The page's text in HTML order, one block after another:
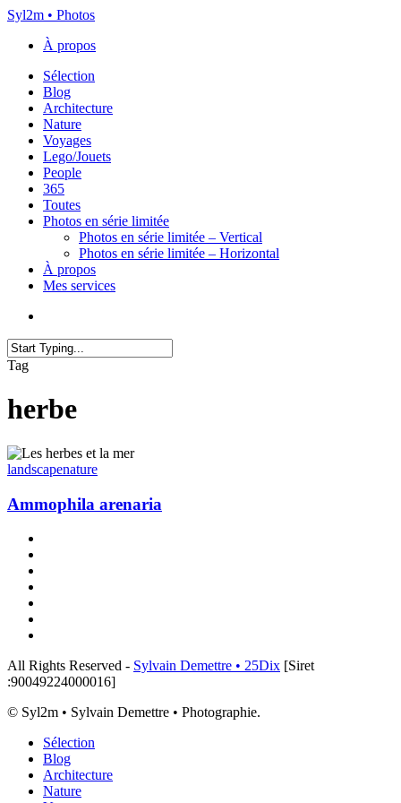
Skip
main
Syl2m • Photos
À propos
Menu
Sélection
Blog
Architecture
Nature
Voyages
Lego/Jouets
People
365
Toutes
Photos en série limitée
Photos en série limitée – Vertical
Photos en série limitée – Horizontal
À propos
Mes services
Close
Tag
herbe
Ammophila
arenaria
landscapenature
Ammophila arenaria
All Rights Reserved - Sylvain Demettre • 25Dix [Siret
:90049224000016]
© Syl2m • Sylvain Demettre • Photographie.
Close
Menu
Sélection
Blog
Architecture
Nature